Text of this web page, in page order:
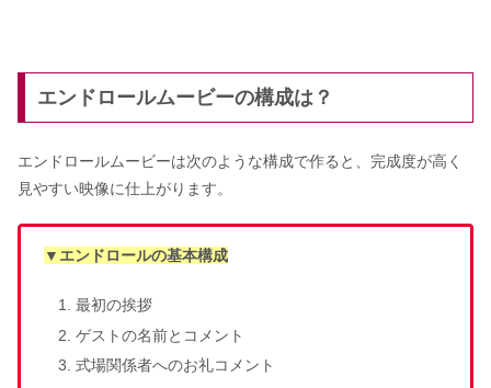
エンドロールムービーの構成は？
エンドロールムービーは次のような構成で作ると、完成度が高く
見やすい映像に仕上がります。
▼エンドロールの基本構成
最初の挨拶
ゲストの名前とコメント
式場関係者へのお礼コメント